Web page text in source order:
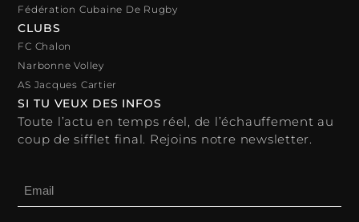
Fédération Cubaine De Rugby
CLUBS
FC Chalon
Narbonne Volley
AS Jacques Cartier
SI TU VEUX DES INFOS
Toute l’actu en temps réel, de l’échauffement au
coup de sifflet final. Rejoins notre newsletter.